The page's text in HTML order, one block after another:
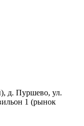
д. Пуршево, ул.
1 (рынок